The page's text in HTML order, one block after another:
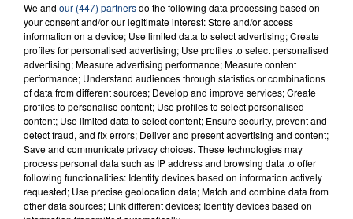
INCENDIE MORTEL À LENS : UNE FEMME ET
SON BÉBÉ ENTRE LA VIE ET LA...
Un homme s'est immolé par le feu après avoir
aspergé sa compagne et leur bébé de trois mois
d'un liquide inflammable.
20 juillet 2026
UNE ADOLESCENTE DEVANT SE FAIRE
We and our (447) partnersdo the following data processing based on
your consent and/or our legitimate interest: Store and/or access
information on a device; Use limited data to select advertising; Create
profiles for personalised advertising; Use profiles to select personalised
advertising; Measure advertising performance; Measure content
performance; Understand audiences through statistics or combinations
of data from different sources; Develop and improve services; Create
profiles to personalise content; Use profiles to select personalised
content; Use limited data to select content; Ensure security, prevent and
detect fraud, and fix errors; Deliver and present advertising and content;
Save and communicate privacy choices. These technologies may
process personal data such as IP address and browsing data to offer
following functionalities: Identify devices based on information actively
requested; Use precise geolocation data; Match and combine data from
other data sources; Link different devices; Identify devices based on